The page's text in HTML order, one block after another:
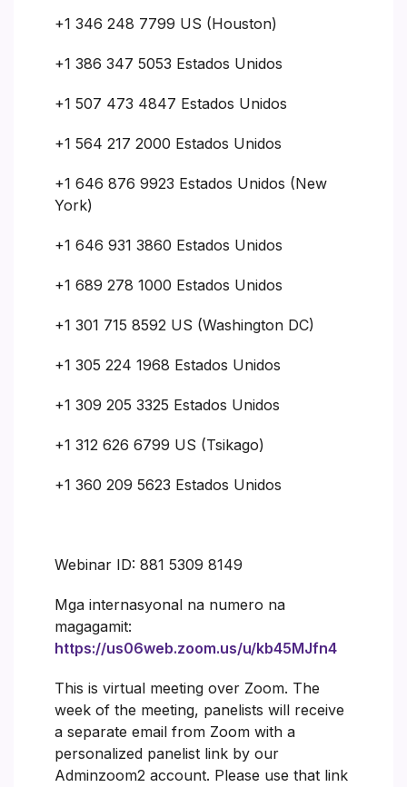
+1 346 248 7799 US (Houston)
+1 386 347 5053 Estados Unidos
+1 507 473 4847 Estados Unidos
+1 564 217 2000 Estados Unidos
+1 646 876 9923 Estados Unidos (New
York)
+1 646 931 3860 Estados Unidos
+1 689 278 1000 Estados Unidos
+1 301 715 8592 US (Washington DC)
+1 305 224 1968 Estados Unidos
+1 309 205 3325 Estados Unidos
+1 312 626 6799 US (Tsikago)
+1 360 209 5623 Estados Unidos
Webinar ID: 881 5309 8149
Mga internasyonal na numero na
magagamit:
https://us06web.zoom.us/u/kb45MJfn4
This is virtual meeting over Zoom. The
week of the meeting, panelists will receive
a separate email from Zoom with a
personalized panelist link by our
Adminzoom2 account. Please use that link